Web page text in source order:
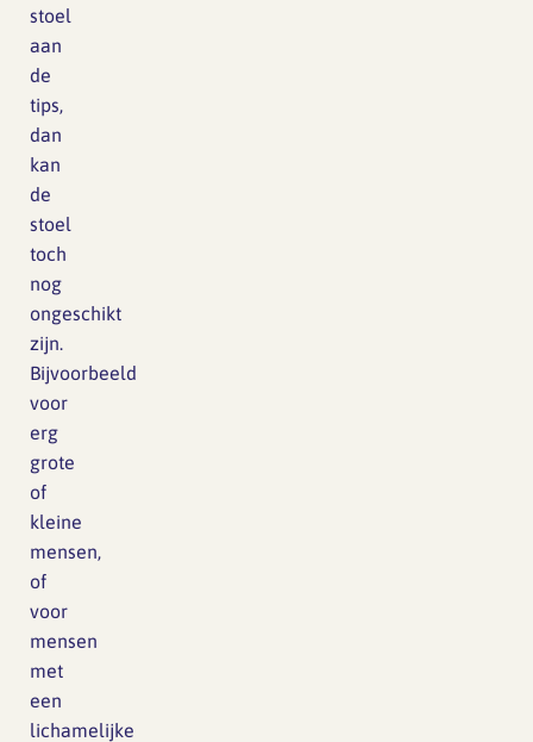
stoel
aan
de
tips,
dan
kan
de
stoel
toch
nog
ongeschikt
zijn.
Bijvoorbeeld
voor
erg
grote
of
kleine
mensen,
of
voor
mensen
met
een
lichamelijke